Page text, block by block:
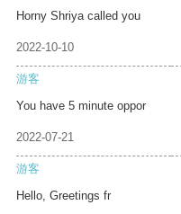
Horny Shriya called you
2022-10-10
游客
You have 5 minute oppor
2022-07-21
游客
Hello, Greetings fr